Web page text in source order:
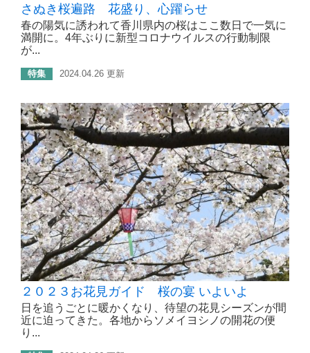
さぬき桜遍路 花盛り、心躍らせ
春の陽気に誘われて香川県内の桜はここ数日で一気に
満開に。4年ぶりに新型コロナウイルスの行動制限
が...
特集 2024.04.26 更新
２０２３お花見ガイド 桜の宴 いよいよ
日を追うごとに暖かくなり、待望の花見シーズンが間
近に迫ってきた。各地からソメイヨシノの開花の便
り...